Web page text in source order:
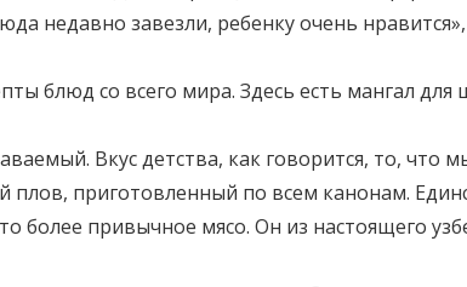
недавно завезли, ребенку очень нравится»,
блюд со всего мира. Здесь есть мангал
Вкус детства, как говорится, то, что
приготовленный по всем канонам.
более привычное мясо. Он из настоящего